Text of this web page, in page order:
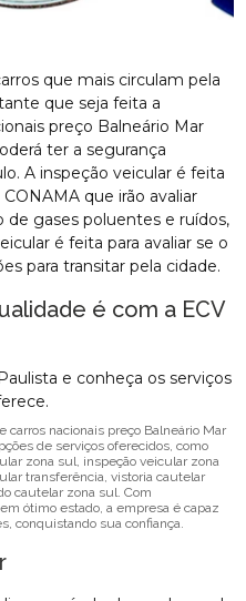
que mais circulam pela
que seja feita a
preço Balneário Mar
ter a segurança
A inspeção veicular é feita
que irão avaliar
de gases poluentes e ruídos,
é feita para avaliar se o
para transitar pela cidade.
é com a ECV
e conheça os serviços
carros nacionais preço Balneário Mar
de serviços oferecidos, como
zona sul, inspeção veicular zona
transferência, vistoria cautelar
cautelar zona sul. Com
ótimo estado, a empresa é capaz
conquistando sua confiança.